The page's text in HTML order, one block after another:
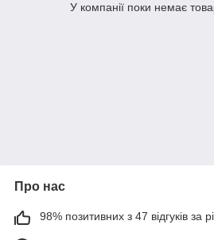
У компанії поки немає
Про нас
98% позитивних з 47 відгуків за